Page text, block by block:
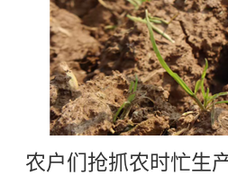
农户们抢抓农时忙生